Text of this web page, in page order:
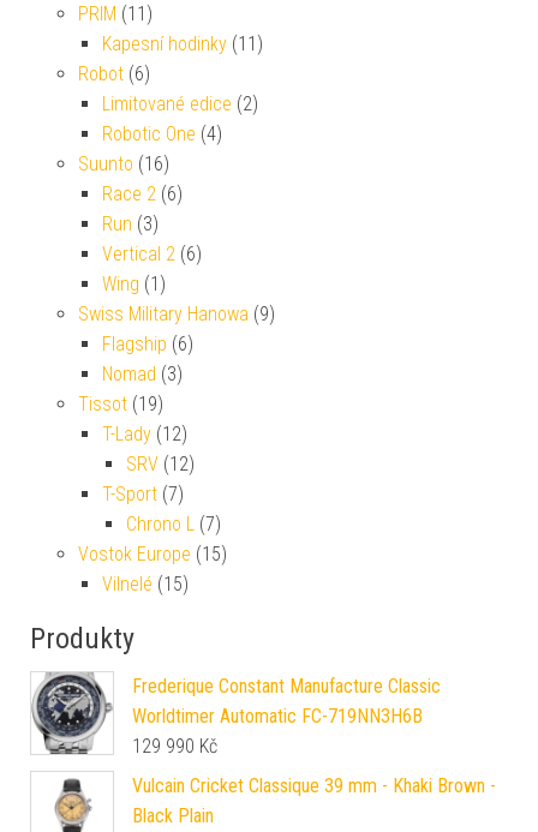
PRIM (11)
Kapesní hodinky (11)
Robot (6)
Limitované edice (2)
Robotic One (4)
Suunto (16)
Race 2 (6)
Run (3)
Vertical 2 (6)
Wing (1)
Swiss Military Hanowa (9)
Flagship (6)
Nomad (3)
Tissot (19)
T-Lady (12)
SRV (12)
T-Sport (7)
Chrono L (7)
Vostok Europe (15)
Vilnelé (15)
Produkty
Frederique Constant Manufacture Classic
Worldtimer Automatic FC-719NN3H6B
129 990 Kč
Vulcain Cricket Classique 39 mm - Khaki Brown -
Black Plain